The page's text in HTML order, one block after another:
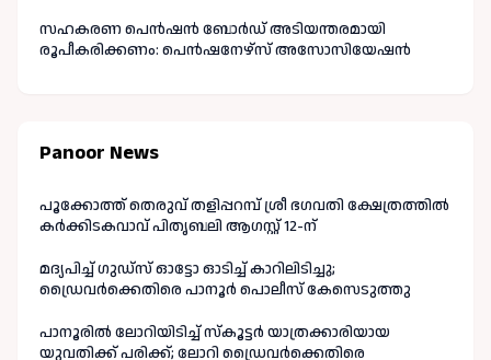
സഹകരണ പെൻഷൻ ബോർഡ് അടിയന്തരമായി
രൂപീകരിക്കണം: പെൻഷനേഴ്സ് അസോസിയേഷൻ
Panoor News
പൂക്കോത്ത് തെരുവ് തളിപ്പറമ്പ് ശ്രീ ഭഗവതി ക്ഷേത്രത്തിൽ
കർക്കിടകവാവ് പിതൃബലി ആഗസ്റ്റ് 12-ന്
മദ്യപിച്ച് ഗുഡ്‌സ് ഓട്ടോ ഓടിച്ച് കാറിലിടിച്ചു;
ഡ്രൈവർക്കെതിരെ പാനൂർ പൊലീസ് കേസെടുത്തു
പാനൂരിൽ ലോറിയിടിച്ച് സ്കൂട്ടർ യാത്രക്കാരിയായ
യുവതിക്ക് പരിക്ക്; ലോറി ഡ്രൈവർക്കെതിരെ